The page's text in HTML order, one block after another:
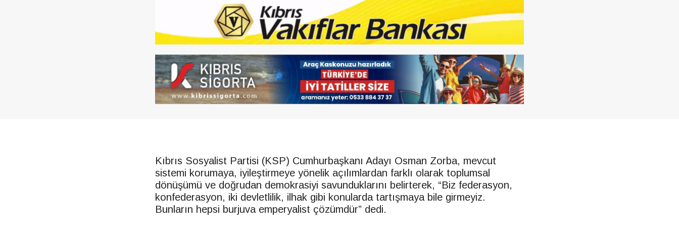
Kıbrıs Sosyalist Partisi (KSP) Cumhurbaşkanı Adayı Osman Zorba, mevcut
sistemi korumaya, iyileştirmeye yönelik açılımlardan farklı olarak toplumsal
dönüşümü ve doğrudan demokrasiyi savunduklarını belirterek, “Biz federasyon,
konfederasyon, iki devletlilik, ilhak gibi konularda tartışmaya bile girmeyiz.
Bunların hepsi burjuva emperyalist çözümdür” dedi.